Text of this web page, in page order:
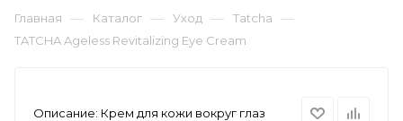
Главная — Каталог — Уход — Tatcha —
TATCHA Ageless Revitalizing Eye Cream
Описание: Крем для кожи вокруг глаз